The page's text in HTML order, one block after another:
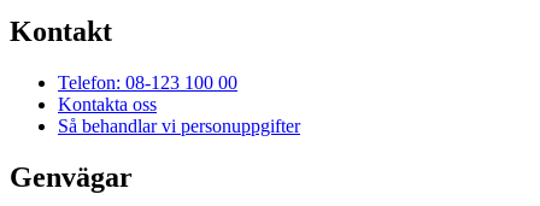
Kontakt
Telefon: 08-123 100 00
Kontakta oss
Så behandlar vi personuppgifter
Genvägar